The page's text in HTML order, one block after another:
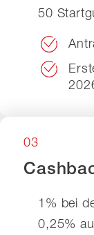
50
03
1% bei
0,25%